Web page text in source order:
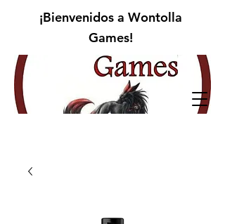
¡Bienvenidos a Wontolla
Games!